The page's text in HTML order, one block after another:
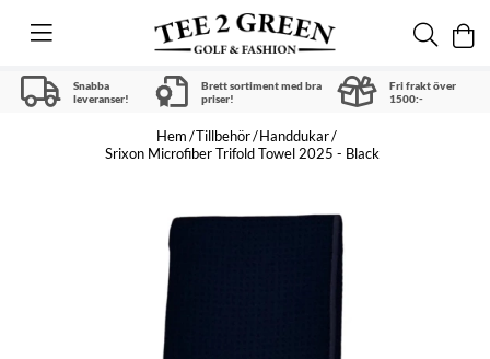
Snabba
leveranser!
Brett sortiment med bra
priser!
Fri frakt över
1500:-
Hem Tillbehör Handdukar
Srixon Microfiber Trifold Towel 2025 - Black